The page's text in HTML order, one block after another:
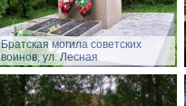
Братская могила советских
воинов, ул. Лесная